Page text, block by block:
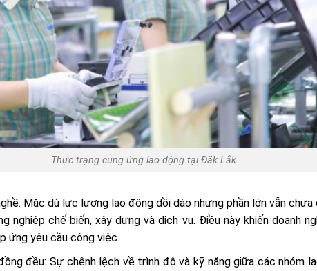
Thực trạng cung ứng lao động tại Đắk Lắk
Mặc dù lực lượng lao động dồi dào nhưng phần lớn vẫn chưa
nghiệp chế biến, xây dựng và dịch vụ. Điều này khiến doanh
ứng yêu cầu công việc.
đều: Sự chênh lệch về trình độ và kỹ năng giữa các nhóm